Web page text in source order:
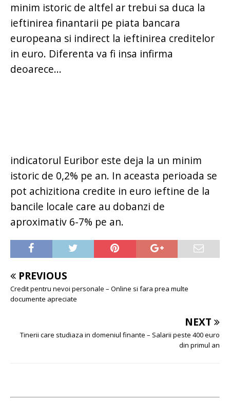
minim istoric de altfel ar trebui sa duca la
ieftinirea finantarii pe piata bancara
europeana si indirect la ieftinirea creditelor
in euro. Diferenta va fi insa infirma
deoarece...
indicatorul Euribor este deja la un minim
istoric de 0,2% pe an. In aceasta perioada se
pot achizitiona credite in euro ieftine de la
bancile locale care au dobanzi de
aproximativ 6-7% pe an.
PREVIOUS
Credit pentru nevoi personale – Online si fara prea multe
documente apreciate
NEXT
Tinerii care studiaza in domeniul finante – Salarii peste 400 euro
din primul an